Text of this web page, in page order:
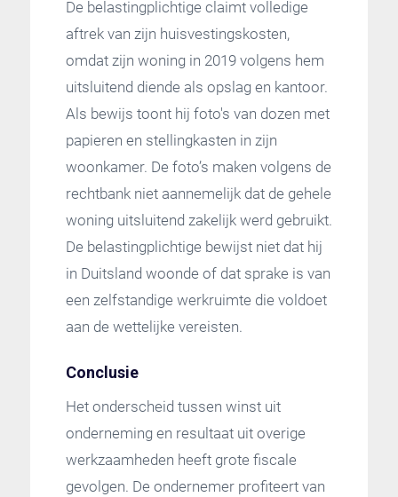
De belastingplichtige claimt volledige
aftrek van zijn huisvestingskosten,
omdat zijn woning in 2019 volgens hem
uitsluitend diende als opslag en kantoor.
Als bewijs toont hij foto's van dozen met
papieren en stellingkasten in zijn
woonkamer. De foto’s maken volgens de
rechtbank niet aannemelijk dat de gehele
woning uitsluitend zakelijk werd gebruikt.
De belastingplichtige bewijst niet dat hij
in Duitsland woonde of dat sprake is van
een zelfstandige werkruimte die voldoet
aan de wettelijke vereisten.
Conclusie
Het onderscheid tussen winst uit
onderneming en resultaat uit overige
werkzaamheden heeft grote fiscale
gevolgen. De ondernemer profiteert van